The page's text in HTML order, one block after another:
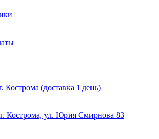
Кострома (доставка 1 день)
Кострома, ул. Юрия Смирнова 83